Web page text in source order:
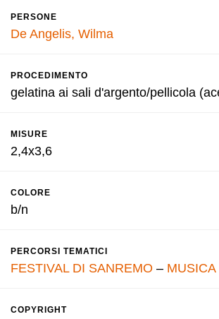
PERSONE
De Angelis, Wilma
PROCEDIMENTO
gelatina ai sali d'argento/pellicola
MISURE
2,4x3,6
COLORE
b/n
PERCORSI TEMATICI
FESTIVAL DI SANREMO – MUSICA
COPYRIGHT